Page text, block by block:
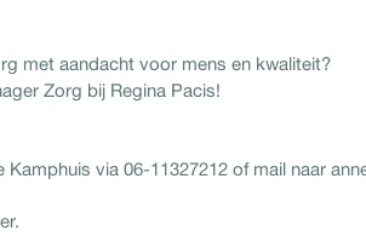
met aandacht voor mens en kwaliteit?
Zorg bij Regina Pacis!
via 06-11327212 of mail naar